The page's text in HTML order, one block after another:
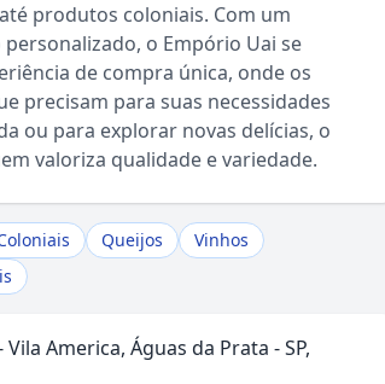
produtos coloniais. Com um
o Empório Uai se
de compra única, onde os
precisam para suas necessidades
ou para explorar novas delícias, o
valoriza qualidade e variedade.
Queijos
Vinhos
America, Águas da Prata - SP,
Águas da Prata
Morador